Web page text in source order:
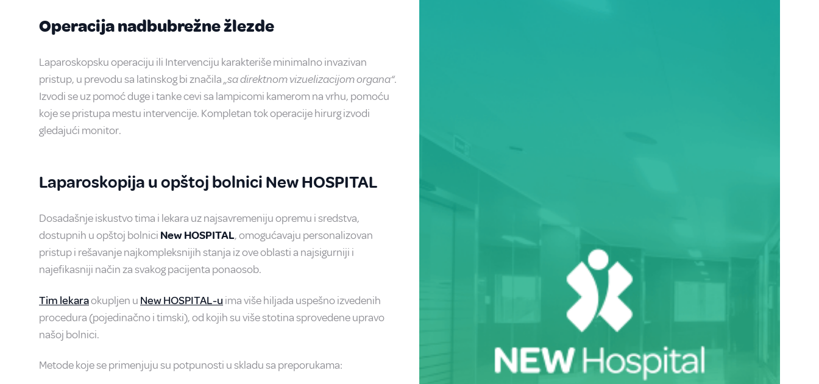
Operacija nadbubrežne žlezde
Laparoskopsku operaciju ili Intervenciju karakteriše minimalno invazivan
pristup, u prevodu sa latinskog bi značila„sa direktnom vizuelizacijom organa“.
Izvodi se uz pomoć duge i tanke cevi sa lampicomi kamerom na vrhu, pomoću
koje se pristupa mestu intervencije. Kompletan tok operacije hirurg izvodi
gledajući monitor.
Laparoskopija u opštoj bolnici New HOSPITAL
Dosadašnje iskustvo tima i lekara uz najsavremeniju opremu i sredstva,
dostupnih u opštoj bolnici New HOSPITAL, omogućavaju personalizovan
pristup i rešavanje najkompleksnijih stanja iz ove oblasti a najsigurniji i
najefikasniji način za svakog pacijenta ponaosob.
Tim lekaraokupljen u New HOSPITAL-u ima više hiljada uspešno izvedenih
procedura (pojedinačno i timski), od kojih su više stotina sprovedene upravo
našoj bolnici.
Metode koje se primenjuju su potpunosti u skladu sa preporukama: